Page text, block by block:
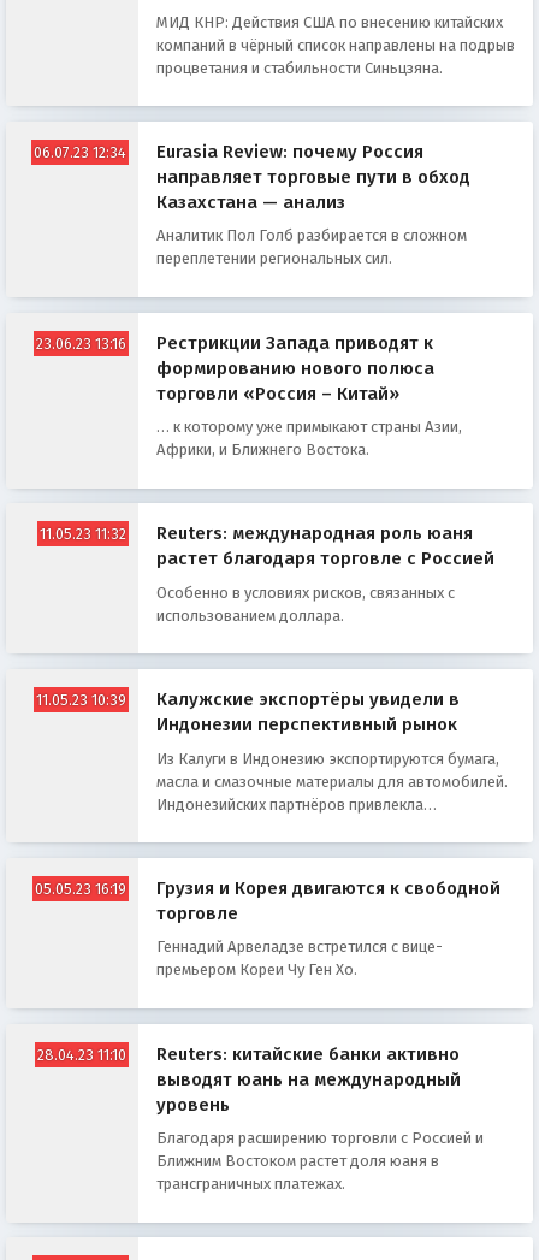
МИД КНР: Действия США по внесению китайских
компаний в чёрный список направлены на подрыв
процветания и стабильности Синьцзяна.
06.07.23 12:34
Eurasia Review: почему Россия
направляет торговые пути в обход
Казахстана — анализ
Аналитик Пол Голб разбирается в сложном
переплетении региональных сил.
23.06.23 13:16
Рестрикции Запада приводят к
формированию нового полюса
торговли «Россия – Китай»
… к которому уже примыкают страны Азии,
Африки, и Ближнего Востока.
11.05.23 11:32
Reuters: международная роль юаня
растет благодаря торговле с Россией
Особенно в условиях рисков, связанных с
использованием доллара.
11.05.23 10:39
Калужские экспортёры увидели в
Индонезии перспективный рынок
Из Калуги в Индонезию экспортируются бумага,
масла и смазочные материалы для автомобилей.
Индонезийских партнёров привлекла
05.05.23 16:19
Грузия и Корея двигаются к свободной
торговле
Геннадий Арвеладзе встретился с вице-
премьером Кореи Чу Ген Хо.
28.04.23 11:10
Reuters: китайские банки активно
выводят юань на международный
уровень
Благодаря расширению торговли с Россией и
Ближним Востоком растет доля юаня в
трансграничных платежах.